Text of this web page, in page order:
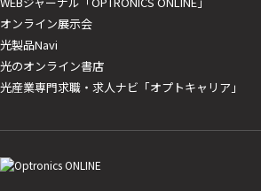
オンライン展示会
光製品Navi
光のオンライン書店
光産業専門求職・求人ナビ「オプトキャリア」